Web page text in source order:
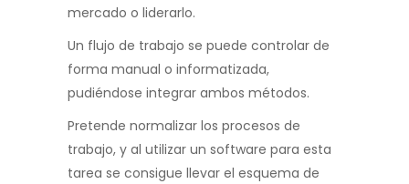
mercado o liderarlo.
Un flujo de trabajo se puede controlar de
forma manual o informatizada,
pudiéndose integrar ambos métodos.
Pretende normalizar los procesos de
trabajo, y al utilizar un software para esta
tarea se consigue llevar el esquema de